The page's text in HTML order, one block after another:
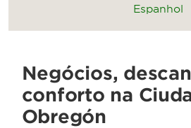
Espanhol
Negócios,
conforto na
Obregón